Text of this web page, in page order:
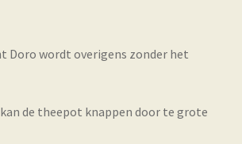
Doro wordt overigens zonder het
de theepot knappen door te grote